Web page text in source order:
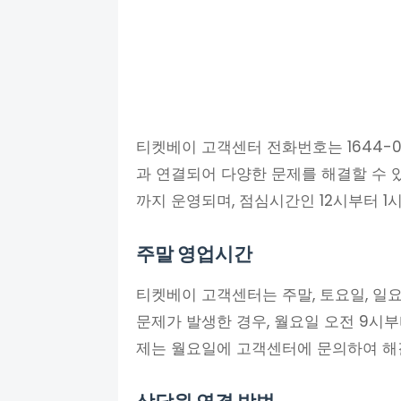
티켓베이 고객센터 전화번호는 1644-
과 연결되어 다양한 문제를 해결할 수
까지 운영되며, 점심시간인 12시부터
주말 영업시간
티켓베이 고객센터는 주말, 토요일, 일
문제가 발생한 경우, 월요일 오전 9시
제는 월요일에 고객센터에 문의하여